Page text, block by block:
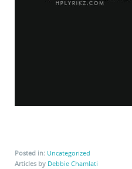
Posted in: Uncategorized
Articles by Debbie Chamlati